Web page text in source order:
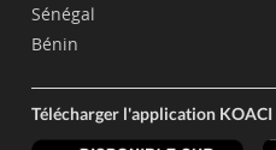
Sénégal
Bénin
Télécharger l'application KOACI